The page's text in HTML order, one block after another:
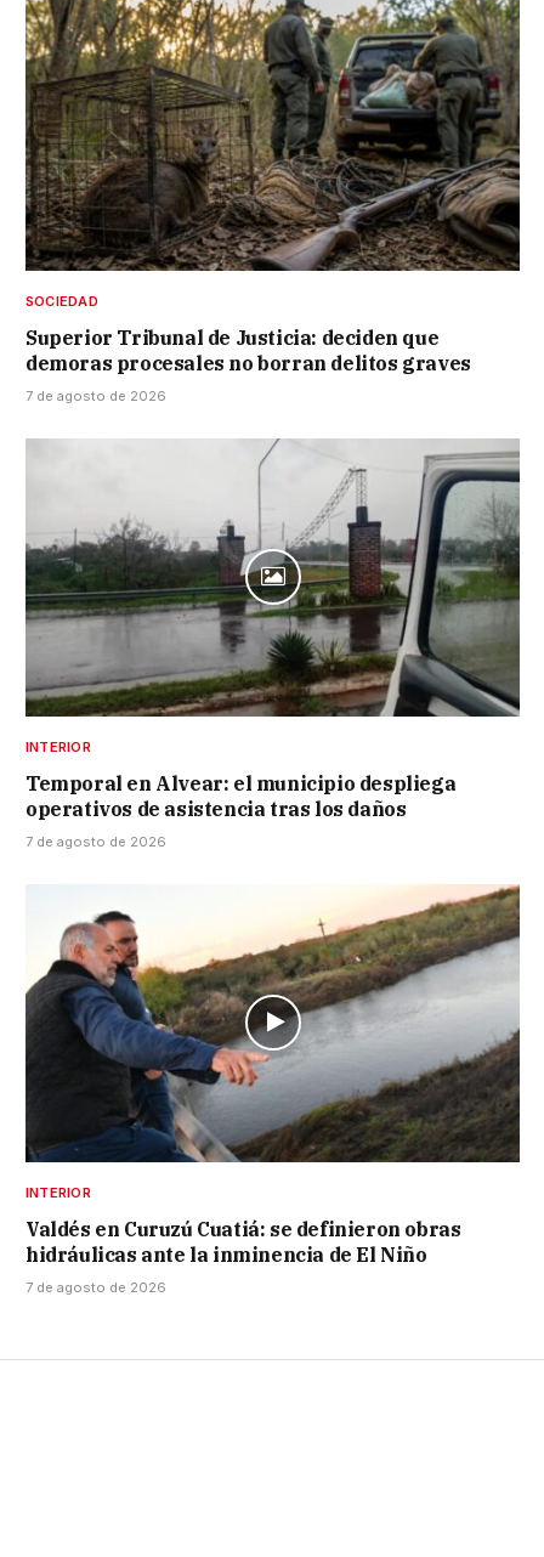
SOCIEDAD
Superior Tribunal de Justicia: deciden que
demoras procesales no borran delitos graves
7 de agosto de 2026
INTERIOR
Temporal en Alvear: el municipio despliega
operativos de asistencia tras los daños
7 de agosto de 2026
INTERIOR
Valdés en Curuzú Cuatiá: se definieron obras
hidráulicas ante la inminencia de El Niño
7 de agosto de 2026